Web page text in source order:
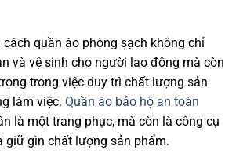
quần áo phòng sạch không chỉ
và vệ sinh cho người lao động mà còn
trong việc duy trì chất lượng sản
làm việc. Quần áo bảo hộ an toàn
là một trang phục, mà còn là công cụ
giữ gìn chất lượng sản phẩm.